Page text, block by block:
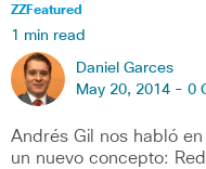
ZZFeatured
1 min read
Daniel Garces
May 20, 2014 - 0
Andrés Gil nos habló
un nuevo concepto: